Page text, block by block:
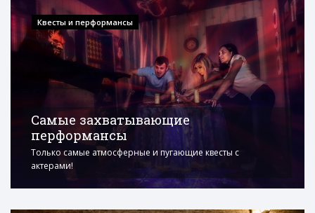
Квесты и перформансы
Самые захватывающие
перформансы
Только самые атмосферные и пугающие квесты с
актерами!